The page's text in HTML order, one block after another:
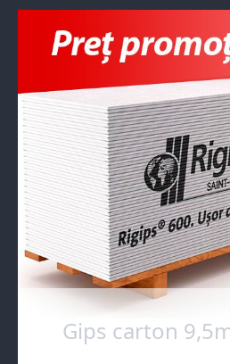
Gips carton